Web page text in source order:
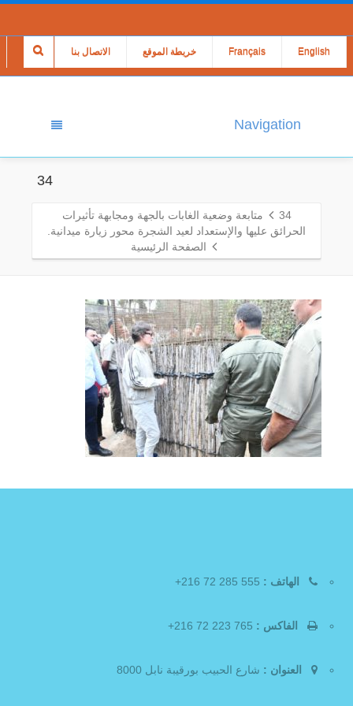
الاتصال بنا خريطة الموقع Français English
Navigation
34
34
متابعة وضعية الغابات بالجهة ومجابهة تأثيرات
الحرائق عليها والإستعداد لعيد الشجرة محور زيارة ميدانية.
الصفحة الرئيسية
الهاتف :
الفاكس :
العنوان : شارع الحبيب بورقيبة نابل 8000